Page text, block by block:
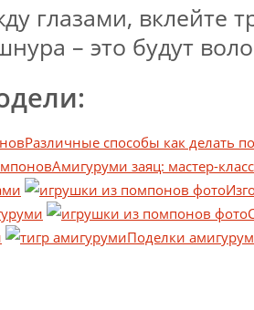
глазами, вклейте
– это будут
Различные способы как делать
Амигуруми заяц: мастер-
Поделки